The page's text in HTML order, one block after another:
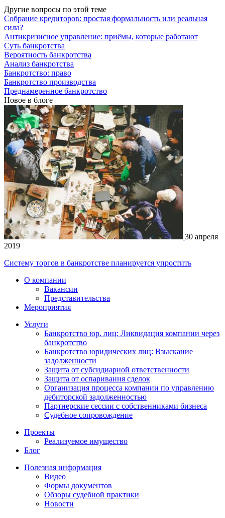
Другие вопросы по этой теме
Собрание кредиторов: простая формальность или реальная
сила?
Антикризисное управление: приёмы, которые работают
Суть банкротства
Вероятность банкротства
Анализ банкротства
Банкротство: право
Банкротство производства
Преднамеренное банкротство
Новое в блоге
30 апреля
2019
Систему торгов в банкротстве планируется упростить
О компании
Вакансии
Представительства
Мероприятия
Услуги
Банкротство юр. лиц: Ликвидация компании через
банкротство
Банкротство юридических лиц: Взыскание
задолженности
Защита от субсидиарной ответственности
Защита от оспаривания сделок
Организация процесса компании по управлению
дебиторской задолженностью
Партнерские сессии с собственниками бизнеса
Судебное сопровождение
Проекты
Реализуемое имущество
Блог
Полезная информация
Видео
Формы документов
Обзоры судебной практики
Новости